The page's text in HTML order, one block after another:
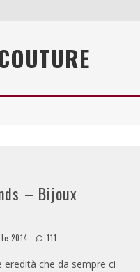
BOLLETTE DOMESTICHE
– Bijoux
2014 111
che da sempre ci